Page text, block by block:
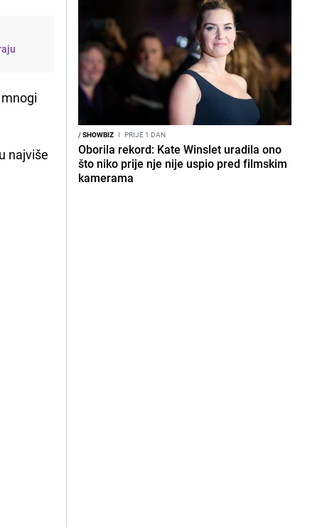
najviše
/SHOWBIZ I PRIJE 1 DAN
Oborila rekord: Kate Winslet uradila ono
što niko prije nje nije uspio pred filmskim
kamerama